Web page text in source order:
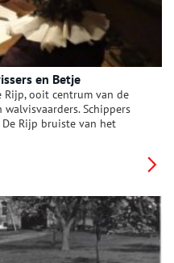
en Betje
Rijp, ooit centrum van de
Schippers
Rijp bruiste van het